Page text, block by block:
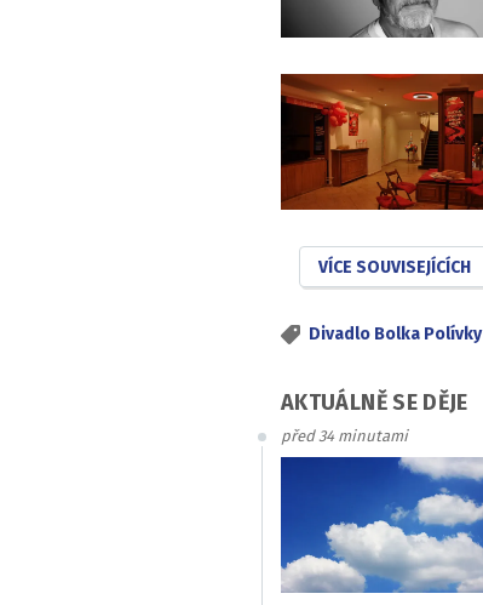
VÍCE SOUVISEJÍCÍCH
Divadlo Bolka Polívky
AKTUÁLNĚ SE DĚJE
před 34 minutami